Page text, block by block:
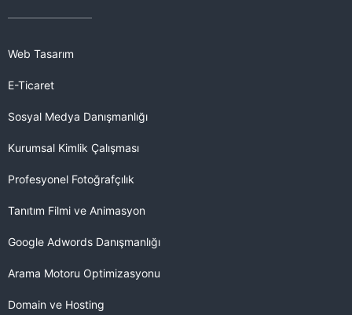
Web Tasarım
E-Ticaret
Sosyal Medya Danışmanlığı
Kurumsal Kimlik Çalışması
Profesyonel Fotoğrafçılık
Tanıtım Filmi ve Animasyon
Google Adwords Danışmanlığı
Arama Motoru Optimizasyonu
Domain ve Hosting